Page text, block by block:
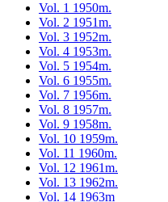
Vol. 1 1950m.
Vol. 2 1951m.
Vol. 3 1952m.
Vol. 4 1953m.
Vol. 5 1954m.
Vol. 6 1955m.
Vol. 7 1956m.
Vol. 8 1957m.
Vol. 9 1958m.
Vol. 10 1959m.
Vol. 11 1960m.
Vol. 12 1961m.
Vol. 13 1962m.
Vol. 14 1963m